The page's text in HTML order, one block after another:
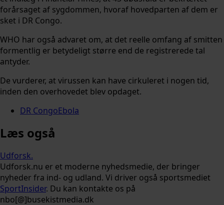
forårsaget af sygdommen, hvoraf hovedparten af dem er
sket i DR Congo.
WHO har også advaret om, at det reelle omfang af smitten
formentlig er betydeligt større end de registrerede tal
antyder.
De vurderer, at virussen kan have cirkuleret i nogen tid,
inden den overhovedet blev opdaget.
DR CongoEbola
Læs også
Udforsk.
Udforsk.nu er et moderne nyhedsmedie, der bringer
nyheder fra ind- og udland. Vi driver også sportsmediet
SportInsider. Du kan kontakte os på
nbo[@]busekistmedia.dk